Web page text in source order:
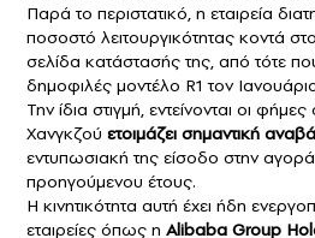
Παρά το περιστατικό, η εταιρεία
ποσοστό λειτουργικότητας κοντά
σελίδα κατάστασής της, από τότε
δημοφιλές μοντέλο R1 τον
Την ίδια στιγμή, εντείνονται οι
Χανγκζού ετοιμάζει σημαντική
εντυπωσιακή της είσοδο στην
προηγούμενου έτους.
Η κινητικότητα αυτή έχει ήδη
εταιρείες όπως η Alibaba Group